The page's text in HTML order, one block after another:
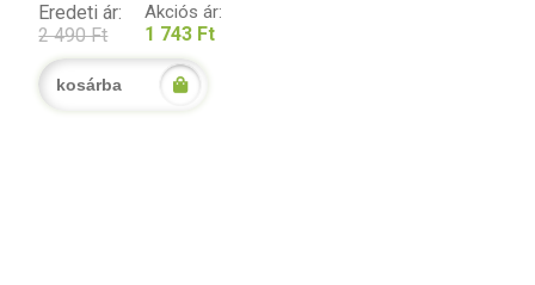
Eredeti ár:
2 490 Ft
Akciós ár:
1 743 Ft
kosárba